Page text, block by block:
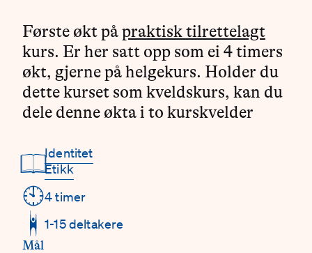
Første økt påpraktisk tilrettelagt
kurs. Er her satt opp som ei 4 timers
økt, gjerne på helgekurs. Holder du
dette kurset som kveldskurs, kan du
dele denne økta i to kurskvelder
Detaljer
📖Identitet
Etikk
🕙4 timer
1-15 deltakere
Mål